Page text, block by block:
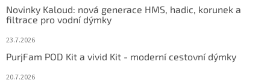
Novinky Kaloud: nová generace HMS, hadic, korunek a
filtrace pro vodní dýmky
23.7.2026
PurjFam POD Kit a vivid Kit - moderní cestovní dýmky
20.7.2026